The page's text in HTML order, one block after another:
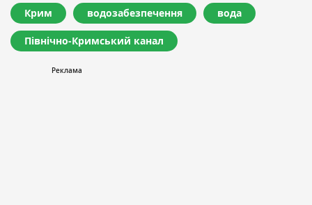
Крим водозабезпечення вода
Північно-Кримський канал